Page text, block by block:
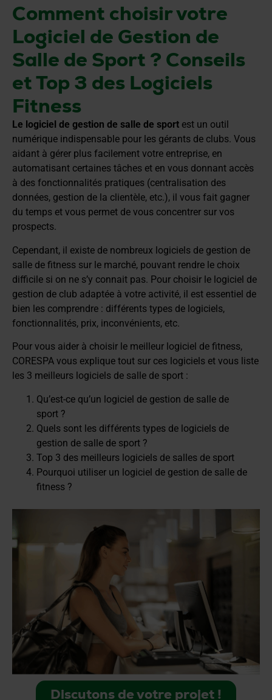
Comment choisir votre
Logiciel de Gestion de
Salle de Sport ? Conseils
et Top 3 des Logiciels
Fitness
Le logiciel de gestion de salle de sport est un outil
numérique indispensable pour les gérants de clubs. Vous
aidant à gérer plus facilement votre entreprise, en
automatisant certaines tâches et en vous donnant accès
à des fonctionnalités pratiques (centralisation des
données, gestion de la clientèle, etc.), il vous fait gagner
du temps et vous permet de vous concentrer sur vos
prospects.
Cependant, il existe de nombreux logiciels de gestion de
salle de fitness sur le marché, pouvant rendre le choix
difficile si on ne s’y connait pas. Pour choisir le logiciel de
gestion de club adaptée à votre activité, il est essentiel de
bien les comprendre : différents types de logiciels,
fonctionnalités, prix, inconvénients, etc.
Pour vous aider à choisir le meilleur logiciel de fitness,
CORESPA vous explique tout sur ces logiciels et vous liste
les 3 meilleurs logiciels de salle de sport :
Qu’est-ce qu’un logiciel de gestion de salle de
sport ?
Quels sont les différents types de logiciels de
gestion de salle de sport ?
Top 3 des meilleurs logiciels de salles de sport
Pourquoi utiliser un logiciel de gestion de salle de
fitness ?
Discutons de votre projet !